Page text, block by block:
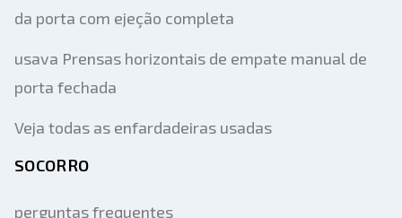
da porta com ejeção completa
usava Prensas horizontais de empate manual de
porta fechada
Veja todas as enfardadeiras usadas
SOCORRO
perguntas frequentes